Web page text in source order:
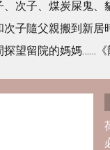
、次子、煤炭屎鬼、
次子隨父親搬到新居
探望留院的媽媽……《